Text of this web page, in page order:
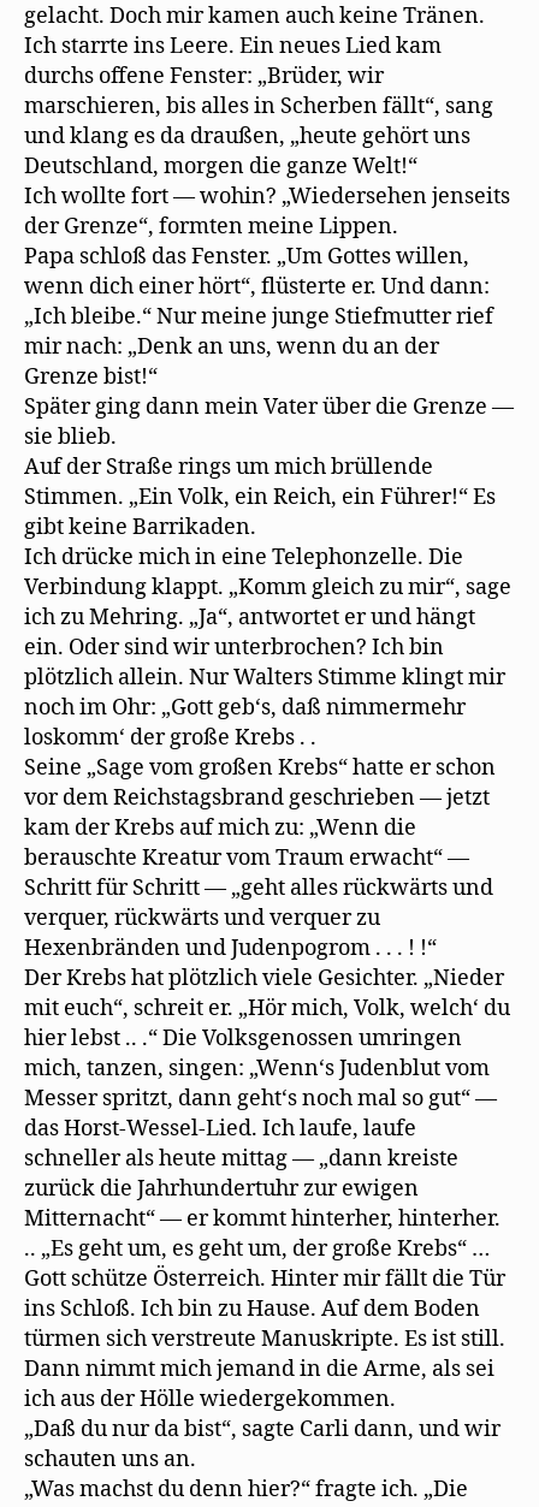
gelacht. Doch mir kamen auch keine Tränen.
Ich starrte ins Leere. Ein neues Lied kam
durchs offene Fenster: „Brüder, wir
marschieren, bis alles in Scherben fällt“, sang
und klang es da draußen, „heute gehört uns
Deutschland, morgen die ganze Welt!“
Ich wollte fort — wohin? „Wiedersehen jenseits
der Grenze“, formten meine Lippen.
Papa schloß das Fenster. „Um Gottes willen,
wenn dich einer hört“, flüsterte er. Und dann:
„Ich bleibe.“ Nur meine junge Stiefmutter rief
mir nach: „Denk an uns, wenn du an der
Grenze bist!“
Später ging dann mein Vater über die Grenze —
sie blieb.
Auf der Straße rings um mich brüllende
Stimmen. „Ein Volk, ein Reich, ein Führer!“ Es
gibt keine Barrikaden.
Ich drücke mich in eine Telephonzelle. Die
Verbindung klappt. „Komm gleich zu mir“, sage
ich zu Mehring. „Ja“, antwortet er und hängt
ein. Oder sind wir unterbrochen? Ich bin
plötzlich allein. Nur Walters Stimme klingt mir
noch im Ohr: „Gott geb‘s, daß nimmermehr
loskomm‘ der große Krebs . .
Seine „Sage vom großen Krebs“ hatte er schon
vor dem Reichstagsbrand geschrieben — jetzt
kam der Krebs auf mich zu: „Wenn die
berauschte Kreatur vom Traum erwacht“ —
Schritt für Schritt — „geht alles rückwärts und
verquer, rückwärts und verquer zu
Hexenbränden und Judenpogrom . . . ! !“
Der Krebs hat plötzlich viele Gesichter. „Nieder
mit euch“, schreit er. „Hör mich, Volk, welch‘ du
hier lebst .. .“ Die Volksgenossen umringen
mich, tanzen, singen: „Wenn‘s Judenblut vom
Messer spritzt, dann geht‘s noch mal so gut“ —
das Horst-Wessel-Lied. Ich laufe, laufe
schneller als heute mittag — „dann kreiste
zurück die Jahrhundertuhr zur ewigen
Mitternacht“ — er kommt hinterher, hinterher.
.. „Es geht um, es geht um, der große Krebs“ …
Gott schütze Österreich. Hinter mir fällt die Tür
ins Schloß. Ich bin zu Hause. Auf dem Boden
türmen sich verstreute Manuskripte. Es ist still.
Dann nimmt mich jemand in die Arme, als sei
ich aus der Hölle wiedergekommen.
„Daß du nur da bist“, sagte Carli dann, und wir
schauten uns an.
„Was machst du denn hier?“ fragte ich. „Die